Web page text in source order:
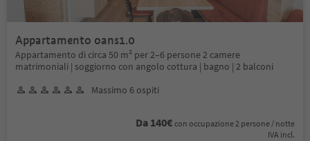
Appartamento oans1.0
Appartamento di circa 50 m² per 2–6 persone 2 camere
matrimoniali | soggiorno con angolo cottura | bagno | 2 balconi
Massimo 6 ospiti
Da 140€ con occupazione 2 persone / notte
IVA incl.